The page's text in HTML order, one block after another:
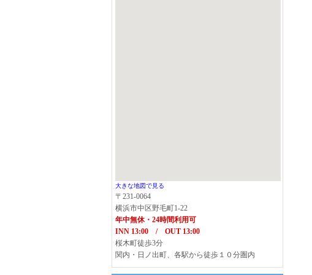
大きな地図で見る
〒231-0064
横浜市中区野毛町1-22
年中無休・24時間利用可
INN 13:00 / OUT 13:00
桜木町徒歩3分
関内・日ノ出町、各駅から徒歩１０分圏内